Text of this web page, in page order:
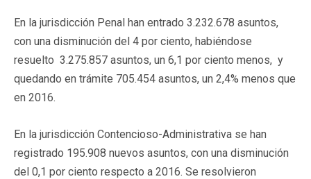
En la jurisdicción Penal han entrado 3.232.678 asuntos,
con una disminución del 4 por ciento, habiéndose
resuelto 3.275.857 asuntos, un 6,1 por ciento menos, y
quedando en trámite 705.454 asuntos, un 2,4% menos que
en 2016.
En la jurisdicción Contencioso-Administrativa se han
registrado 195.908 nuevos asuntos, con una disminución
del 0,1 por ciento respecto a 2016. Se resolvieron